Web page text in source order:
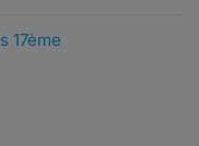
17ème